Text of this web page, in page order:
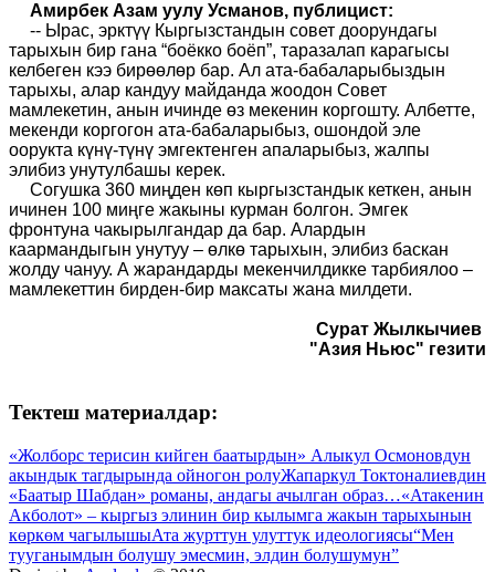
Амирбек Азам уулу Усманов, публицист:
-- Ырас, эрктүү Кыргызстандын совет доорундагы
тарыхын бир гана “боёкко боёп”, таразалап карагысы
келбеген кээ бирөөлөр бар. Ал ата-бабаларыбыздын
тарыхы, алар кандуу майданда жоодон Совет
мамлекетин, анын ичинде өз мекенин коргошту. Албетте,
мекенди коргогон ата-бабаларыбыз, ошондой эле
оорукта күнү-түнү эмгектенген апаларыбыз, жалпы
элибиз унутулбашы керек.
Согушка 360 миңден көп кыргызстандык кеткен, анын
ичинен 100 миңге жакыны курман болгон. Эмгек
фронтуна чакырылгандар да бар. Алардын
каармандыгын унутуу – өлкө тарыхын, элибиз баскан
жолду чануу. А жарандарды мекенчилдикке тарбиялоо –
мамлекеттин бирден-бир максаты жана милдети.
Сурат Жылкычиев
"Азия Ньюс" гезити
Тектеш материалдар:
«Жолборс терисин кийген баатырдын» Алыкул Осмоновдун
акындык тагдырында ойногон ролуЖапаркул Токтоналиевдин
«Баатыр Шабдан» романы, андагы ачылган образ…«Атакенин
Акболот» ‒ кыргыз элинин бир кылымга жакын тарыхынын
көркөм чагылышыАта журттун улуттук идеологиясы“Мен
тууганымдын болушу эмесмин, элдин болушумун”